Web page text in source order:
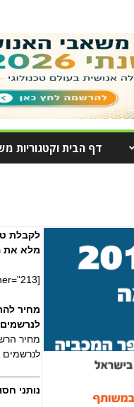
דף הבית וקטגוריות
לקבלת
מלא את
[adrotate banner="213"]
מחיר
לנרשמים
מחיר הרשמה
לנרשמים
נותני